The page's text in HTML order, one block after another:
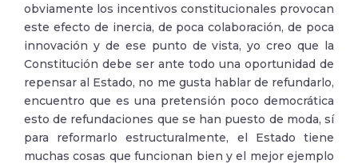
obviamente los incentivos constitucionales provocan
este efecto de inercia, de poca colaboración, de poca
innovación y de ese punto de vista, yo creo que la
Constitución debe ser ante todo una oportunidad de
repensar al Estado, no me gusta hablar de refundarlo,
encuentro que es una pretensión poco democrática
esto de refundaciones que se han puesto de moda, sí
para reformarlo estructuralmente, el Estado tiene
muchas cosas que funcionan bien y el mejor ejemplo